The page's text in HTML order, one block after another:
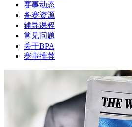
赛事动态
备赛资源
辅导课程
常见问题
关于BPA
赛事推荐